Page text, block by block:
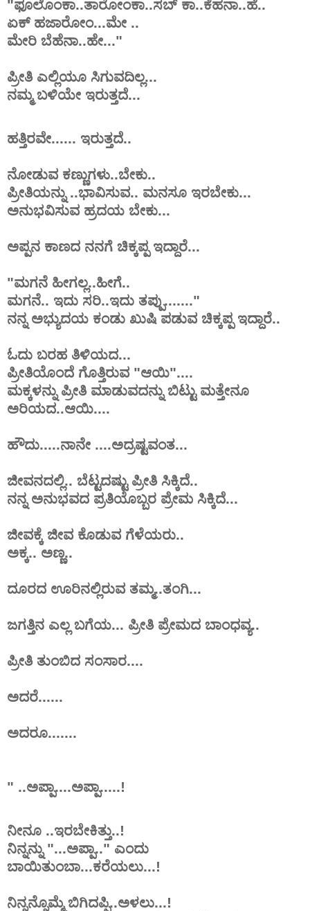
"ಫೂಲೊಂಕಾ..ತಾರೋಂಕಾ..ಸಬ್ ಕಾ..ಕೆಹನಾ..ಹೆ..
ಏಕ್ ಹಜಾರೋಂ...ಮೇ ..
ಮೇರಿ ಬೆಹೆನಾ..ಹೇ..."
ಪ್ರೀತಿ ಎಲ್ಲಿಯೂ ಸಿಗುವದಿಲ್ಲ...
ನಮ್ಮ ಬಳಿಯೇ ಇರುತ್ತದೆ...
ಹತ್ತಿರವೇ...... ಇರುತ್ತದೆ..
ನೋಡುವ ಕಣ್ಣುಗಳು..ಬೇಕು..
ಪ್ರೀತಿಯನ್ನು ..ಭಾವಿಸುವ.. ಮನಸೂ ಇರಬೇಕು...
ಅನುಭವಿಸುವ ಹ್ರದಯ ಬೇಕು...
ಅಪ್ಪನ ಕಾಣದ ನನಗೆ ಚಿಕ್ಕಪ್ಪ ಇದ್ದಾರೆ...
"ಮಗನೆ ಹೀಗಲ್ಲ..ಹೀಗೆ..
ಮಗನೆ.. ಇದು ಸರಿ..ಇದು ತಪ್ಪು......."
ನನ್ನ ಅಭ್ಯುದಯ ಕಂಡು ಖುಷಿ ಪಡುವ ಚಿಕ್ಕಪ್ಪ ಇದ್ದಾರೆ..
ಓದು ಬರಹ ತಿಳಿಯದ...
ಪ್ರೀತಿಯೊಂದೆ ಗೊತ್ತಿರುವ "ಆಯಿ"....
ಮಕ್ಕಳನ್ನು ಪ್ರೀತಿ ಮಾಡುವದನ್ನು ಬಿಟ್ಟು ಮತ್ತೇನೂ
ಅರಿಯದ..ಆಯಿ....
ಹೌದು.....ನಾನೇ ....ಅದ್ರಷ್ಟವಂತ...
ಜೀವನದಲ್ಲಿ.. ಬೆಟ್ಟದಷ್ಟು ಪ್ರೀತಿ ಸಿಕ್ಕಿದೆ..
ನನ್ನ ಅನುಭವದ ಪ್ರತಿಯೊಬ್ಬರ ಪ್ರೇಮ ಸಿಕ್ಕಿದೆ...
ಜೀವಕ್ಕೆ ಜೀವ ಕೊಡುವ ಗೆಳೆಯರು..
ಅಕ್ಕ.. ಅಣ್ಣ..
ದೂರದ ಊರಿನಲ್ಲಿರುವ ತಮ್ಮ..ತಂಗಿ...
ಜಗತ್ತಿನ ಎಲ್ಲ ಬಗೆಯ... ಪ್ರೀತಿ ಪ್ರೇಮದ ಬಾಂಧವ್ಯ..
ಪ್ರೀತಿ ತುಂಬಿದ ಸಂಸಾರ....
ಅದರೆ......
ಅದರೂ.......
" ..ಅಪ್ಪಾ....ಅಪ್ಪಾ.....!
ನೀನೂ ..ಇರಬೇಕಿತ್ತು..!
ನಿನ್ನನ್ನು "...ಅಪ್ಪಾ.." ಎಂದು
ಬಾಯಿತುಂಬಾ...ಕರೆಯಲು...!
ನಿನ್ನನ್ನೊಮ್ಮೆ ಬಿಗಿದಪ್ಪಿ..ಅಳಲು...!